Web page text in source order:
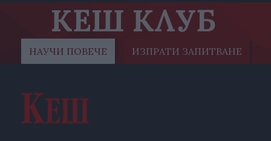
КЕШ КЛУБ
НАУЧИ ПОВЕЧЕ ИЗПРАТИ ЗАПИТВАНЕ